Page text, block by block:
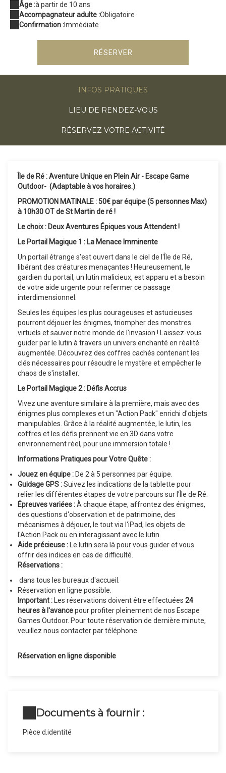
Âge :à partir de 10 ans
Accompagnateur adulte :Obligatoire
Confirmation :Immédiate
RÉSERVER
INFOS PRATIQUES
LIEU DE RENDEZ-VOUS
RÉSERVEZ VOTRE ACTIVITÉ
Île de Ré : Aventure Unique en Plein Air - Escape Game
Outdoor- (Adaptable à vos horaires.)
PROMOTION MATINALE : 50€ par équipe (5 personnes Max)
à 10h30 OT de St Martin de ré !
Le choix : Deux Aventures Épiques vous Attendent !
Le Portail Magique 1 : La Menace Imminente
Un portail étrange s'est ouvert dans le ciel de l'Île de Ré,
libérant des créatures menaçantes ! Heureusement, le
gardien du portail, un lutin malicieux, est apparu et a besoin
de votre aide urgente pour refermer ce passage
interdimensionnel.
Seules les équipes les plus courageuses et astucieuses
pourront déjouer les énigmes, triompher des monstres
virtuels et sauver notre monde de l'invasion ! Laissez-vous
guider par le lutin à travers un univers enchanté en réalité
augmentée. Découvrez des coffres cachés contenant les
clés nécessaires pour résoudre le mystère et empêcher le
chaos de s'installer.
Le Portail Magique 2 : Défis Accrus
Vivez une aventure similaire à la première, mais avec des
énigmes plus complexes et un "Action Pack" enrichi d'objets
manipulables. Grâce à la réalité augmentée, le lutin, les
coffres et les défis prennent vie en 3D dans votre
environnement réel, pour une immersion totale !
Informations Pratiques pour Votre Quête :
Jouez en équipe : De 2 à 5 personnes par équipe.
Guidage GPS :Suivez les indications de la tablette pour
relier les différentes étapes de votre parcours sur l'Île de Ré.
Épreuves variées :À chaque étape, affrontez des énigmes,
des questions d'observation et de patrimoine, des
mécanismes à déjouer, le tout via l'iPad, les objets de
l'Action Pack ou en interagissant avec le lutin.
Aide précieuse : Le lutin sera là pour vous guider et vous
offrir des indices en cas de difficulté.
Réservations :
dans tous les bureaux d'accueil.
Réservation en ligne possible.
Important : Les réservations doivent être effectuées 24
heures à l'avancepour profiter pleinement de nos Escape
Games Outdoor. Pour toute réservation de dernière minute,
veuillez nous contacter par téléphone
Réservation en ligne disponible
Documents à fournir :
Pièce d.identité